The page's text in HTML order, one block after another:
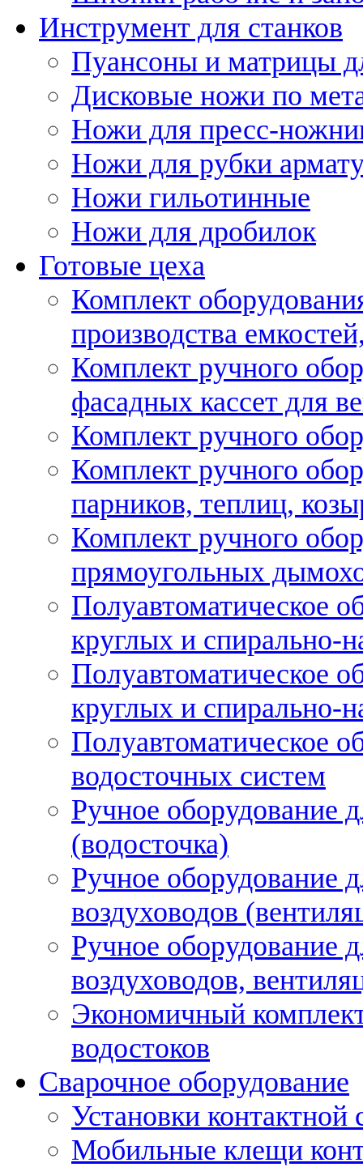
Инструмент для станков
Пуансоны и матрицы
Дисковые ножи по
Ножи для пресс-
Ножи для рубки
Ножи гильотинные
Ножи для дробилок
Готовые цеха
Комплект
производства
Комплект ручного
фасадных кассет для
Комплект ручного
Комплект ручного
парников, теплиц,
Комплект ручного
прямоугольных
Полуавтоматическое
круглых и спирально-
Полуавтоматическое
круглых и спирально-
Полуавтоматическое
водосточных систем
Ручное оборудование
(водосточка)
Ручное оборудование
воздуховодов
Ручное оборудование
воздуховодов,
Экономичный
водостоков
Сварочное оборудование
Установки
Мобильные клещи